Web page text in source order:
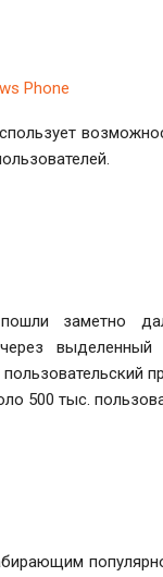
Phone
заметно
500 тыс.